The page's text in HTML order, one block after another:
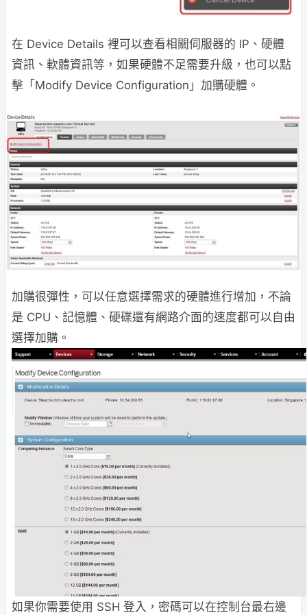
在 Device Details 裡可以查看相關伺服器的 IP、硬體
資訊、軟體資訊等，如果硬體不足需要升級，也可以點
擊「Modify Device Configuration」加購硬體。
加購很彈性，可以任意選擇需求的硬體進行增加，不論
是 CPU、記憶體、硬碟還有網路介面的速度都可以自由
選擇加購。
如果你需要使用 SSH 登入，密碼可以在控制台最右邊